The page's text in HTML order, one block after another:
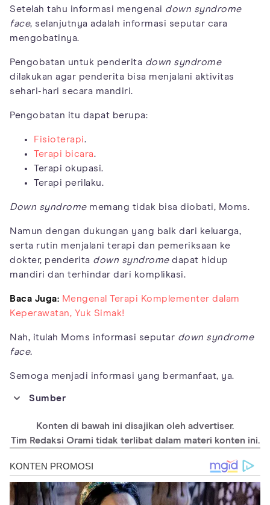
Setelah tahu informasi mengenai down syndrome
face, selanjutnya adalah informasi seputar cara
mengobatinya.
Pengobatan untuk penderita down syndrome
dilakukan agar penderita bisa menjalani aktivitas
sehari-hari secara mandiri.
Pengobatan itu dapat berupa:
Fisioterapi.
Terapi bicara.
Terapi okupasi.
Terapi perilaku.
Down syndromememang tidak bisa diobati, Moms.
Namun dengan dukungan yang baik dari keluarga,
serta rutin menjalani terapi dan pemeriksaan ke
dokter, penderita down syndromedapat hidup
mandiri dan terhindar dari komplikasi.
Baca Juga: Mengenal Terapi Komplementer dalam
Keperawatan, Yuk Simak!
Nah, itulah Moms informasi seputar down syndrome
face.
Semoga menjadi informasi yang bermanfaat, ya.
Sumber
https://www.ncbi.nlm.nih.gov/pmc/articles/PMC5726980/
https://medlineplus.gov/genetics/condition/down-syndrome/
Konten di bawah ini disajikan oleh advertiser.
Tim Redaksi Orami tidak terlibat dalam materi konten ini.